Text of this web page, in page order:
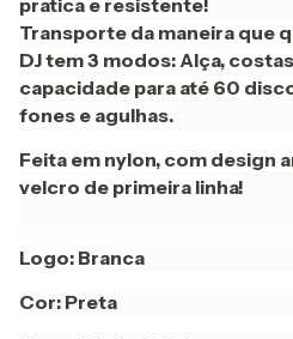
Transporte da maneira que
DJ tem 3 modos: Alça,
capacidade para até 60
fones e agulhas.
Feita em nylon, com design
velcro de primeira linha!
Logo: Branca
Cor: Preta